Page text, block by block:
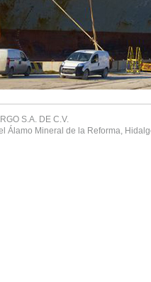
S.A. DE C.V.
Álamo Mineral de la Reforma,